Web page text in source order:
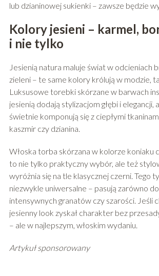
lub dzianinowej sukienki – zawsze będzie
Kolory jesieni – karmel,
i nie tylko
Jesienią natura maluje świat w odcieniach
zieleni – te same kolory królują w modzie,
Luksusowe torebki skórzane w barwach
jesienią dodają stylizacjom głębi i elegancji,
świetnie komponują się z ciepłymi
kaszmir czy dzianina.
Włoska torba skórzana w kolorze koniaku
to nie tylko praktyczny wybór, ale też
wyróżnia się na tle klasycznej czerni. Tego
niezwykle uniwersalne – pasują zarówno
intensywnych granatów czy szarości. Jeśli
jesienny look zyskał charakter bez
– ale w najlepszym, włoskim wydaniu.
Artykuł sponsorowany